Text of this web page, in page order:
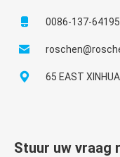
0086-137-
65 EAST
Stuur uw vraag